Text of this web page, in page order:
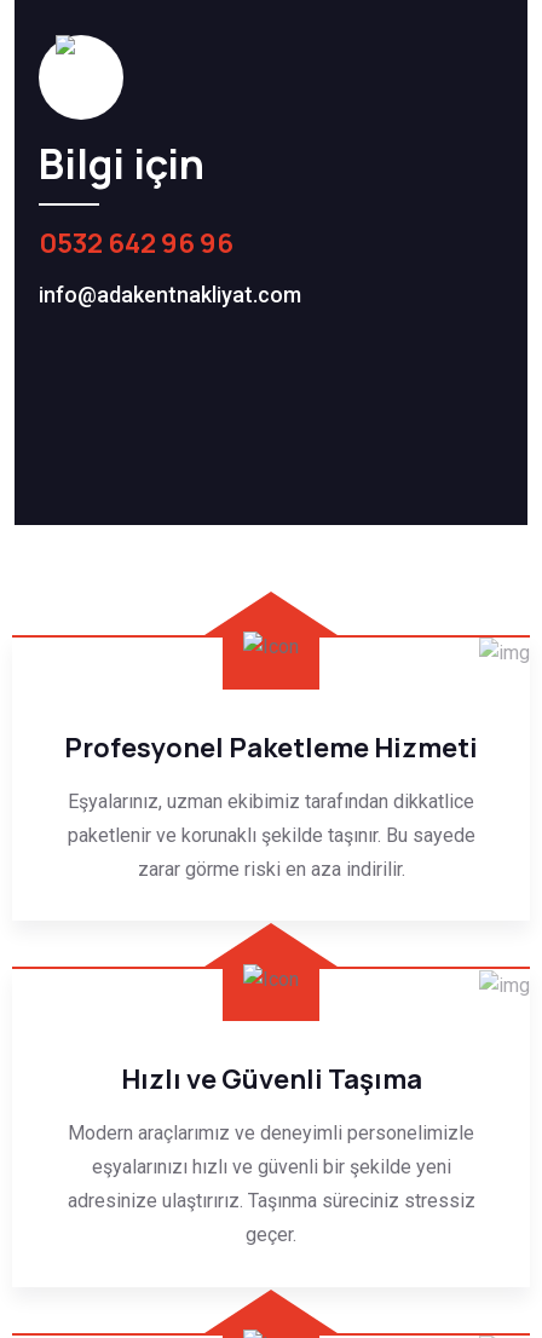
Bilgi için
0532 642 96 96
info@adakentnakliyat.com
Profesyonel Paketleme Hizmeti
Eşyalarınız, uzman ekibimiz tarafından dikkatlice
paketlenir ve korunaklı şekilde taşınır. Bu sayede
zarar görme riski en aza indirilir.
Hızlı ve Güvenli Taşıma
Modern araçlarımız ve deneyimli personelimizle
eşyalarınızı hızlı ve güvenli bir şekilde yeni
adresinize ulaştırırız. Taşınma süreciniz stressiz
geçer.